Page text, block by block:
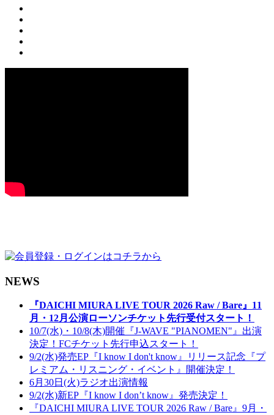
NEWS
『DAICHI MIURA LIVE TOUR 2026 Raw / Bare』11
月・12月公演ローソンチケット先行受付スタート！
10/7(水)・10/8(木)開催『J-WAVE "PIANOMEN"』出演
決定！FCチケット先行申込スタート！
9/2(水)発売EP『I know I don't know』リリース記念『プ
レミアム・リスニング・イベント』開催決定！
6月30日(火)ラジオ出演情報
9/2(水)新EP『I know I don’t know』発売決定！
『DAICHI MIURA LIVE TOUR 2026 Raw / Bare』9月・